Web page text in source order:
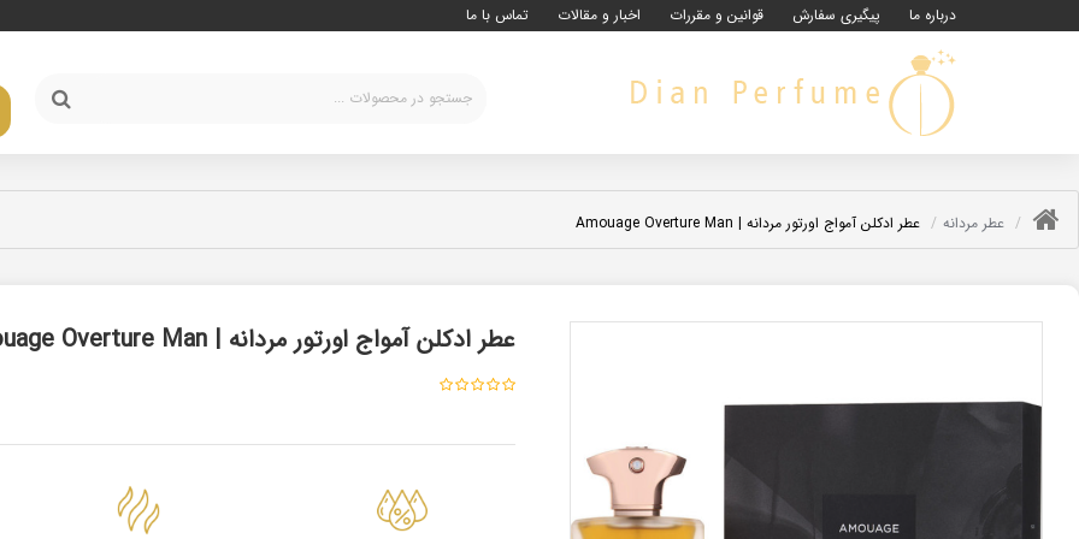
درباره ما پیگیری سفارش قوانین و مقررات اخبار و مقالات تماس با ما
عطر مردانه عطر ادکلن آمواج اورتور مردانه | Amouage Overture Man
عطر ادکلن آمواج اورتور مردانه | Amouage Overture Man